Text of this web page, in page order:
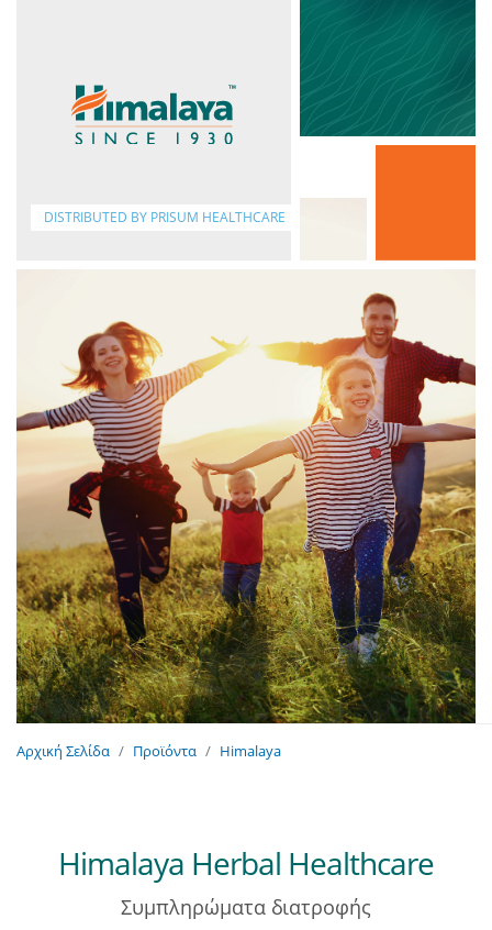
DISTRIBUTED BY PRISUM HEALTHCARE
Αρχική Σελίδα Προϊόντα Himalaya
Himalaya Herbal Healthcare
Συμπληρώματα διατροφής